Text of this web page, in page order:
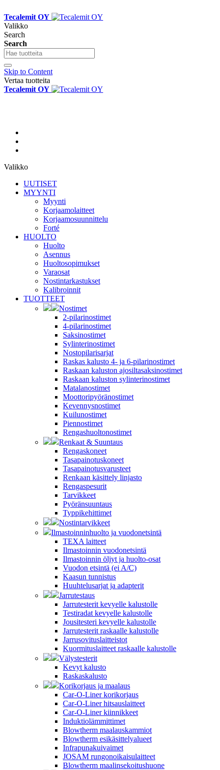
Tecalemit OY
Valikko
Search
Search
Skip to Content
Vertaa tuotteita
Tecalemit OY
Valikko
UUTISET
MYYNTI
Myynti
Korjaamolaitteet
Korjaamosuunnittelu
Forté
HUOLTO
Huolto
Asennus
Huoltosopimukset
Varaosat
Nostintarkastukset
Kalibroinnit
TUOTTEET
Nostimet
2-pilarinostimet
4-pilarinostimet
Saksinostimet
Sylinterinostimet
Nostopilarisarjat
Raskas kalusto 4- ja 6-pilarinostimet
Raskaan kaluston ajosiltasaksinostimet
Raskaan kaluston sylinterinostimet
Matalanostimet
Moottoripyöränostimet
Kevennysnostimet
Kuilunostimet
Piennostimet
Rengashuoltonostimet
Renkaat & Suuntaus
Rengaskoneet
Tasapainotuskoneet
Tasapainotusvarusteet
Renkaan käsittely linjasto
Rengaspesurit
Tarvikkeet
Pyöränsuuntaus
Typpikehittimet
Nostintarvikkeet
Ilmastoinninhuolto ja vuodonetsintä
TEXA laitteet
Ilmastoinnin vuodonetsintä
Ilmastoinnin öljyt ja huolto-osat
Vuodon etsintä (ei A/C)
Kaasun tunnistus
Huuhtelusarjat ja adapterit
Jarrutestaus
Jarrutesterit kevyelle kalustolle
Testiradat kevyelle kalustolle
Jousitesteri kevyelle kalustolle
Jarrutesterit raskaalle kalustolle
Jarrusovituslaitteistot
Kuormituslaitteet raskaalle kalustolle
Välystesterit
Kevyt kalusto
Raskaskalusto
Korikorjaus ja maalaus
Car-O-Liner korikorjaus
Car-O-Liner hitsauslaitteet
Car-O-Liner kiinnikkeet
Induktiolämmittimet
Blowtherm maalauskammiot
Blowtherm esikäsittelyalueet
Infrapunakuivaimet
JOSAM rungonoikaisulaitteet
Blowtherm maalinsekoitushuone